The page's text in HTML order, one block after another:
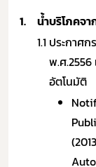
1.
น้ำบริโภคจ
1.1 ประกาศ
พ.ศ.2556
อัตโนมัติ